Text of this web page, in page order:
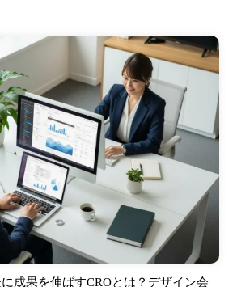
成果を伸ばすCROとは？デザイン会